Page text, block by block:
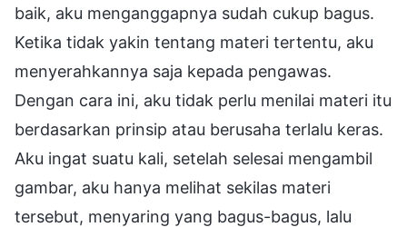
baik, aku menganggapnya sudah cukup bagus.
Ketika tidak yakin tentang materi tertentu, aku
menyerahkannya saja kepada pengawas.
Dengan cara ini, aku tidak perlu menilai materi itu
berdasarkan prinsip atau berusaha terlalu keras.
Aku ingat suatu kali, setelah selesai mengambil
gambar, aku hanya melihat sekilas materi
tersebut, menyaring yang bagus-bagus, lalu